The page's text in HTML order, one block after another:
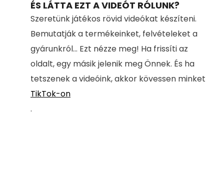
ÉS LÁTTA EZT A VIDEÓT RÓLUNK?
Szeretünk játékos rövid videókat készíteni.
Bemutatják a termékeinket, felvételeket a
gyárunkról... Ezt nézze meg! Ha frissíti az
oldalt, egy másik jelenik meg Önnek. És ha
tetszenek a videóink, akkor kövessen minket
TikTok-on
.